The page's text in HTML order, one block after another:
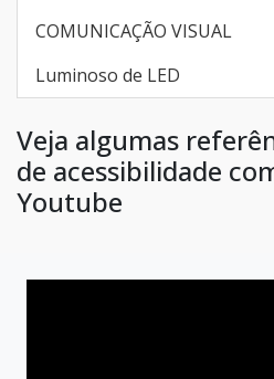
COMUNICAÇÃO VISUAL
Luminoso de LED
Veja algumas
de acessibilidade
Youtube